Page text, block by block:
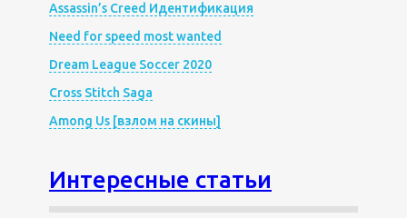
Assassin’s Creed Идентификация
Need for speed most wanted
Dream League Soccer 2020
Cross Stitch Saga
Among Us [взлом на скины]
Интересные статьи